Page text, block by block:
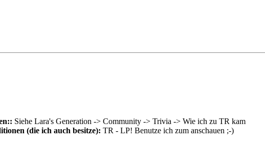
Siehe Lara's Generation -> Community -> Trivia -> Wie ich zu TR kam
(die ich auch besitze): TR - LP! Benutze ich zum anschauen ;-)